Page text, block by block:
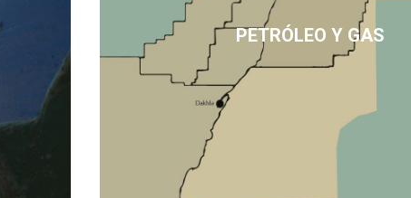
PETRÓLEO Y GAS